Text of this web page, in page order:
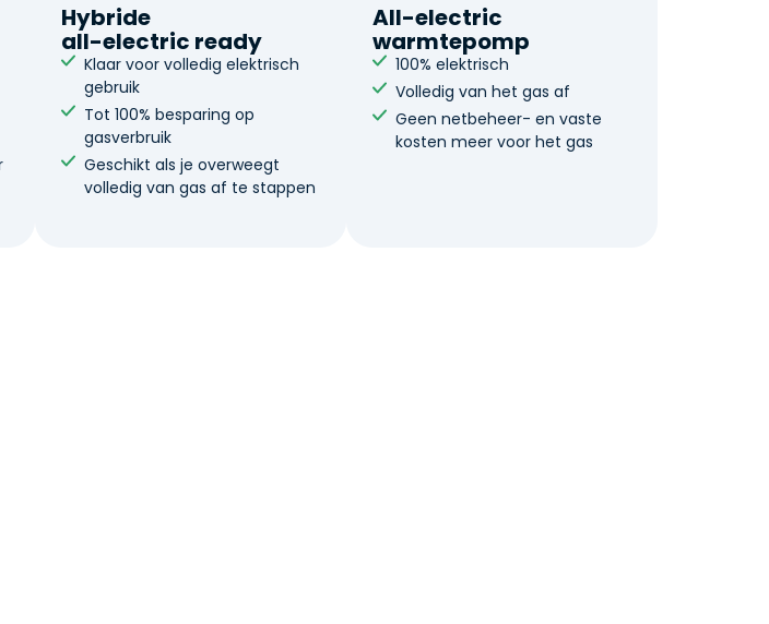
Hybride
all-electric ready
Klaar voor volledig elektrisch
gebruik
Tot 100% besparing op
gasverbruik
Geschikt als je overweegt
volledig van gas af te stappen
All-electric
warmtepomp
100% elektrisch
Volledig van het gas af
Geen netbeheer- en vaste
kosten meer voor het gas